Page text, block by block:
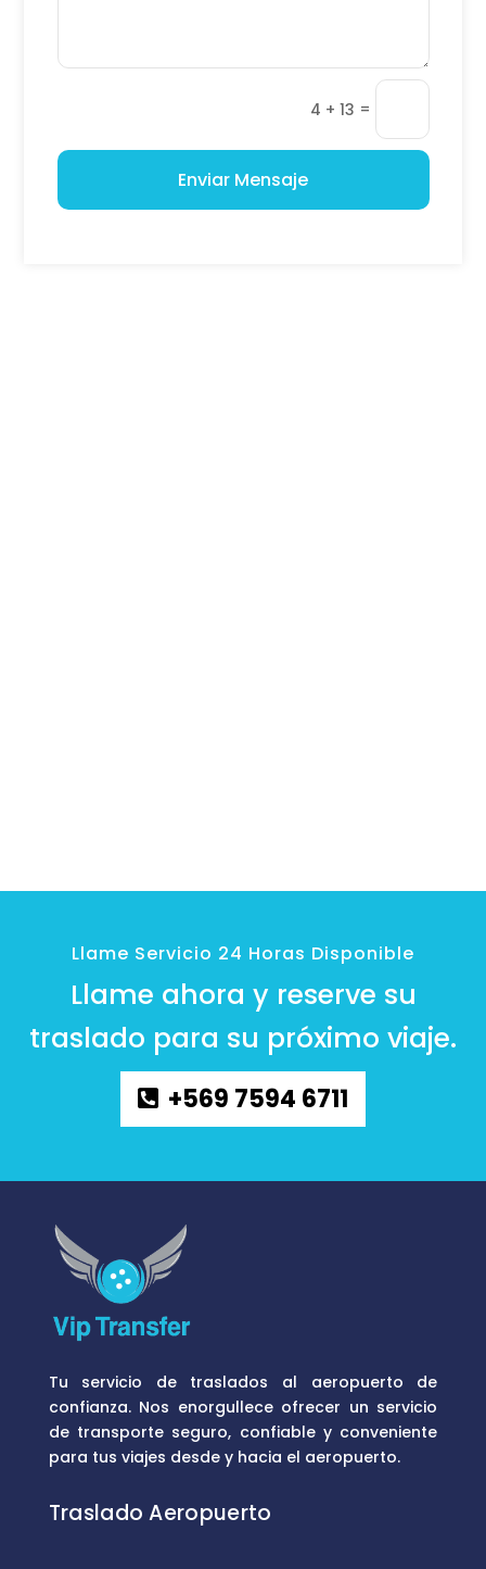
4 + 13 =
Enviar Mensaje
Llame Servicio 24 Horas Disponible
Llame ahora y reserve su
traslado para su próximo viaje.
+569 7594 6711
Tu servicio de traslados al aeropuerto de
confianza. Nos enorgullece ofrecer un servicio
de transporte seguro, confiable y conveniente
para tus viajes desde y hacia el aeropuerto.
Traslado Aeropuerto